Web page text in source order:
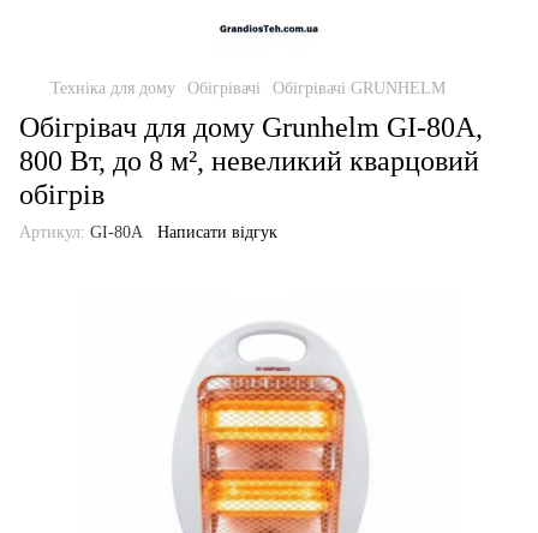
Техніка для дому Обігрівачі Обігрівачі GRUNHELM
Обігрівач для дому Grunhelm GI-80A,
800 Вт, до 8 м², невеликий кварцовий
обігрів
Артикул: GI-80A Написати відгук